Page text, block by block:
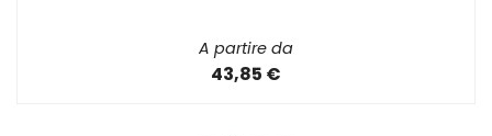
A partire da
43,85 €